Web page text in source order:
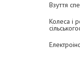
Взуття
Колеса і